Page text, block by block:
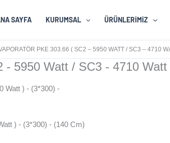
SAYFA KURUMSAL ÜRÜNLERIMIZ
PKE 303.66 ( SC2 – 5950 WATT / SC3 – 4710
5950 Watt / SC3 - 4710
) - (3*300) - (140 Cm)